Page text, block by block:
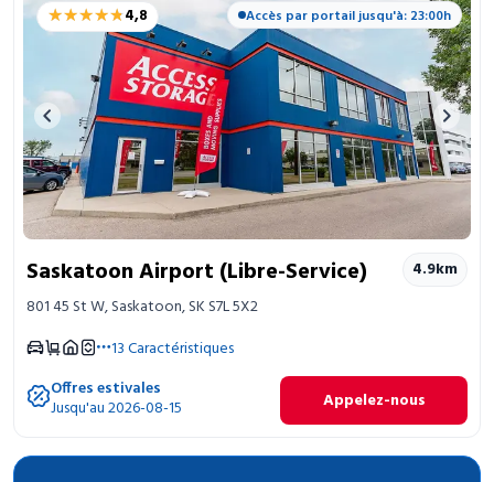
★★★★★
★★★★★4,8 Accès par portail jusqu'à: 23:00h
Previous image Next
Saskatoon Airport (Libre-Service) 4.9km
801 45 St W, Saskatoon, SK S7L 5X2
13Caractéristiques
Offres estivales
Jusqu'au 2026-08-15 Appelez-nous